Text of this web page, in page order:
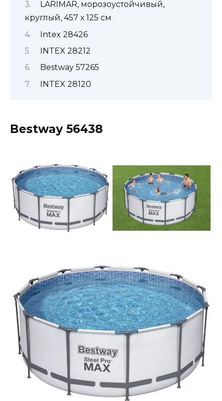
LARIMAR, морозоустойчивый,
круглый, 457 х 125 см
Intex 28426
INTEX 28212
Bestway 57265
INTEX 28120
Bestway 56438